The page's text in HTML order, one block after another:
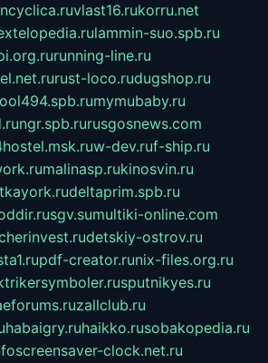
vlast16.rukorru.net
lammin-suo.spb.ru
running-line.ru
rust-loco.rudugshop.ru
mymubaby.ru
ngr.spb.rurusgosnews.com
w-dev.ruf-ship.ru
malinasp.rukinosvin.ru
deltaprim.spb.ru
sgv.sumultiki-online.com
detskiy-ostrov.ru
pdf-creator.runix-files.org.ru
sputnikyes.ru
zallclub.ru
habaigry.ruhaikko.rusobakopedia.ru
screensaver-clock.net.ru